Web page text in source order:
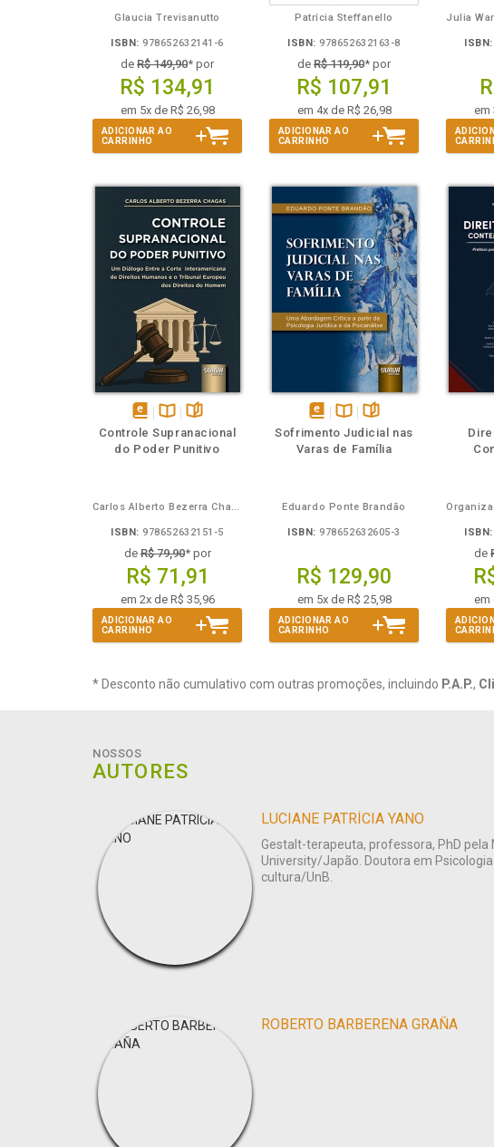
Glaucia Trevisanutto
ISBN: 978652632141-6
de R$ 149,90* por
R$ 134,91
em 5x de R$ 26,98
ADICIONAR AO
CARRINHO
Patrícia Steffanello
ISBN: 978652632163-8
de R$ 119,90* por
R$ 107,91
em 4x de R$ 26,98
ADICIONAR AO
CARRINHO
ISBN:
em
disponível
em
Disponível
na
páginas
Controle Supranacional
do Poder Punitivo
Carlos Alberto Bezerra Chagas
ISBN: 978652632151-5
deR$ 79,90* por
R$ 71,91
em 2x de R$ 35,96
ADICIONAR AO
CARRINHO
disponível
em
Disponível
na
páginas
Sofrimento Judicial nas
Varas de Família
Eduardo Ponte Brandão
ISBN: 978652632605-3
R$ 129,90
em 5x de R$ 25,98
ADICIONAR AO
CARRINHO
ISBN:
de
em
Também
Também
* Desconto não cumulativo com outras promoções, incluindo P.A.P.,
NOSSOS
AUTORES
LUCIANE PATRÍCIA YANO
Gestalt-terapeuta, professora, PhD pela
University/Japão. Doutora em Psicologia
cultura/UnB.
ROBERTO BARBERENA GRAÑA